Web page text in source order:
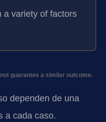
a variety of factors
guarantee a similar outcome.
dependen de una
a cada caso.